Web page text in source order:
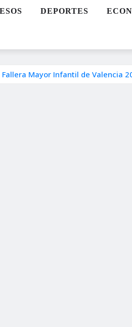
DEPORTES
Mayor Infantil de Valencia